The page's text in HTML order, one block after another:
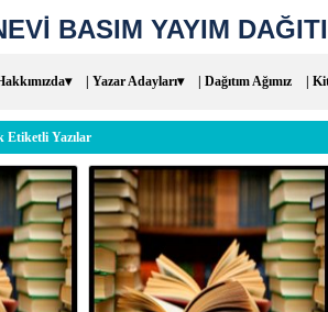
BASIM YAYIM
| Yazar Adayları▾ | Dağıtım Ağımız |
Etiketli Yazılar